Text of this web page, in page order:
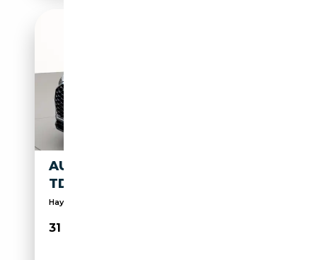
AUDI Q3 SPORTBACK 35 2.0
TDI BUSINESS PLUS S-TRONIC
Hayon arrière électrique, Pack Sport, Déflecteur, ...
31 900€